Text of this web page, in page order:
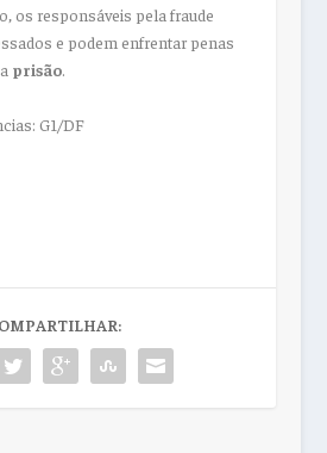
os responsáveis pela fraude
e podem enfrentar penas
prisão.
G1/DF